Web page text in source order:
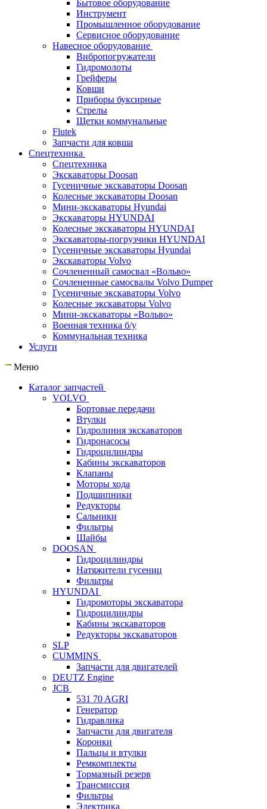
Бытовое оборудование
Инструмент
Промышленное оборудование
Сервисное оборудование
Навесное оборудование
Вибропогружатели
Гидромолоты
Грейферы
Ковши
Приборы буксирные
Стрелы
Щетки коммунальные
Flutek
Запчасти для ковша
Спецтехника
Спецтехника
Экскаваторы Doosan
Гусеничные экскаваторы Doosan
Колесные экскаваторы Doosan
Мини-экскаваторы Hyundai
Экскаваторы HYUNDAI
Колесные экскаваторы HYUNDAI
Экскаваторы-погрузчики HYUNDAI
Гусеничные экскаваторы Hyundai
Экскаваторы Volvo
Сочлененный самосвал «Вольво»
Сочлененные самосвалы Volvo Dumper
Гусеничные экскаваторы Volvo
Колесные экскаваторы Volvo
Мини-экскаваторы «Вольво»
Военная техника б/у
Коммунальная техника
Услуги
Меню
Каталог запчастей
VOLVO
Бортовые передачи
Втулки
Гидролиния экскаваторов
Гидронасосы
Гидроцилиндры
Кабины экскаваторов
Клапаны
Моторы хода
Подшипники
Редукторы
Сальники
Фильтры
Шайбы
DOOSAN
Гидроцилиндры
Натяжители гусениц
Фильтры
HYUNDAI
Гидромоторы экскаватора
Гидроцилиндры
Кабины экскаваторов
Редукторы экскаваторов
SLP
CUMMINS
Запчасти для двигателей
DEUTZ Engine
JCB
531 70 AGRI
Генератор
Гидравлика
Запчасти для двигателя
Коронки
Пальцы и втулки
Ремкомплекты
Тормазный резерв
Трансмиссия
Фильтры
Электрика